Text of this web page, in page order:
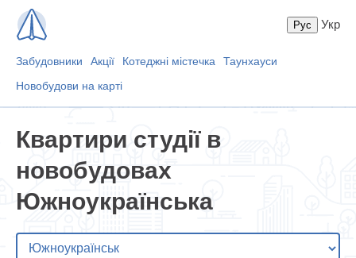
Забудовники Акції Котеджні містечка
Таунхауси
Новобудови на карті
Укр
Квартири студії в
новобудовах
Южноукраїнська